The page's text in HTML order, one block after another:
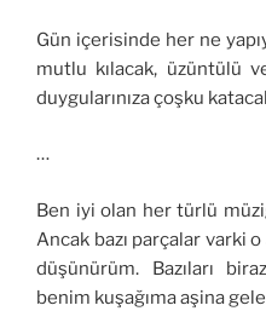
Gün içerisinde her ne
mutlu kılacak, üzüntülü
duygularınıza çoşku
…
Ben iyi olan her türlü
Ancak bazı parçalar varki
düşünürüm. Bazıları
benim kuşağıma aşina